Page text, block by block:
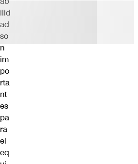
ilid
ad
so
n
im
po
rta
nt
es
pa
ra
el
eq